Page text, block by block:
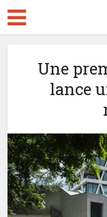
Une
lance